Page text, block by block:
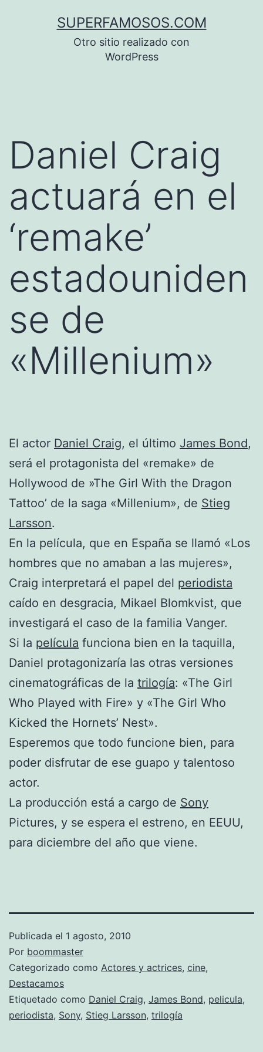
SUPERFAMOSOS.COM
Otro sitio realizado con
WordPress
Daniel Craig
actuará en el
‘remake’
estadouniden
se de
«Millenium»
El actor Daniel Craig, el último James Bond,
será el protagonista del «remake» de
Hollywood de »The Girl With the Dragon
Tattoo’ de la saga «Millenium», de Stieg
Larsson.
En la película, que en España se llamó «Los
hombres que no amaban a las mujeres»,
Craig interpretará el papel del periodista
caído en desgracia, Mikael Blomkvist, que
investigará el caso de la familia Vanger.
Si la película funciona bien en la taquilla,
Daniel protagonizaría las otras versiones
cinematográficas de la trilogía: «The Girl
Who Played with Fire» y «The Girl Who
Kicked the Hornets’ Nest».
Esperemos que todo funcione bien, para
poder disfrutar de ese guapo y talentoso
actor.
La producción está a cargo de Sony
Pictures, y se espera el estreno, en EEUU,
para diciembre del año que viene.
Publicada el 1 agosto, 2010
Por boommaster
Categorizado como Actores y actrices, cine,
Destacamos
Etiquetado como Daniel Craig, James Bond, pelicula,
periodista, Sony, Stieg Larsson, trilogía